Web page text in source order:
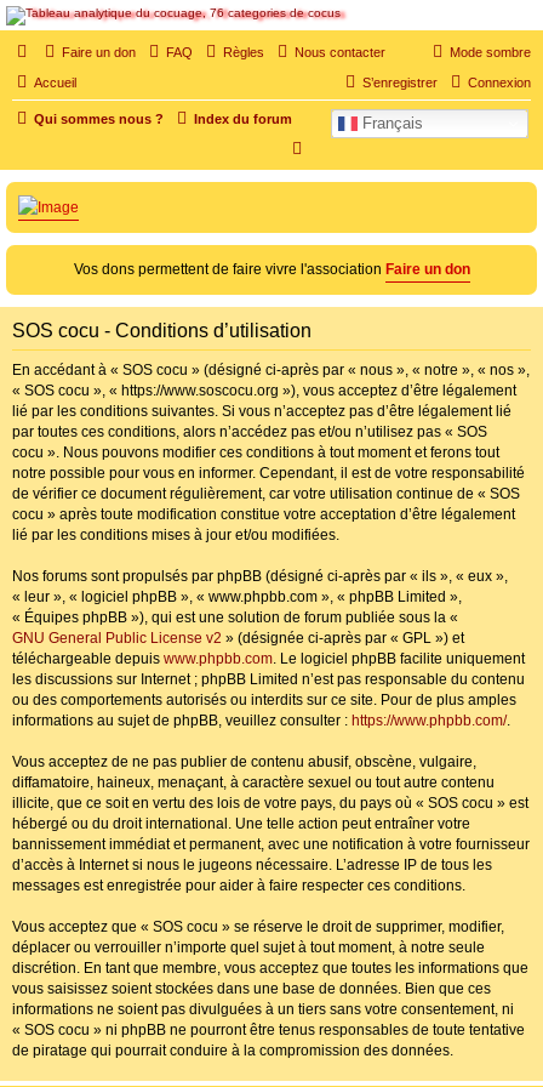
SOS cocu
SOS cocu est une association loi 1901 dont l'objet est le soutien aux victimes d'adultère.
Pouvoir parler, se confier, recevoir un soutien moral pour traverser une situation
Mode sombre
Faire un don FAQ Règles Nous contacter
Accueil Connexion
S’enregistrer
Qui sommes nous ? Index du forum Français
h
e
r
h
r
Vos dons permettent de faire vivre l'association Faire un don
SOS cocu - Conditions d’utilisation
En accédant à « SOS cocu » (désigné ci-après par « nous », « notre », « nos »,
« SOS cocu », « https://www.soscocu.org »), vous acceptez d’être légalement
lié par les conditions suivantes. Si vous n’acceptez pas d’être légalement lié
par toutes ces conditions, alors n’accédez pas et/ou n’utilisez pas « SOS
cocu ». Nous pouvons modifier ces conditions à tout moment et ferons tout
notre possible pour vous en informer. Cependant, il est de votre responsabilité
de vérifier ce document régulièrement, car votre utilisation continue de « SOS
cocu » après toute modification constitue votre acceptation d’être légalement
lié par les conditions mises à jour et/ou modifiées.
Nos forums sont propulsés par phpBB (désigné ci-après par « ils », « eux »,
« leur », « logiciel phpBB », « www.phpbb.com », « phpBB Limited »,
« Équipes phpBB »), qui est une solution de forum publiée sous la «
GNU General Public License v2 » (désignée ci-après par « GPL ») et
téléchargeable depuis www.phpbb.com. Le logiciel phpBB facilite uniquement
les discussions sur Internet ; phpBB Limited n’est pas responsable du contenu
ou des comportements autorisés ou interdits sur ce site. Pour de plus amples
informations au sujet de phpBB, veuillez consulter : https://www.phpbb.com/.
Vous acceptez de ne pas publier de contenu abusif, obscène, vulgaire,
diffamatoire, haineux, menaçant, à caractère sexuel ou tout autre contenu
illicite, que ce soit en vertu des lois de votre pays, du pays où « SOS cocu » est
hébergé ou du droit international. Une telle action peut entraîner votre
bannissement immédiat et permanent, avec une notification à votre fournisseur
d’accès à Internet si nous le jugeons nécessaire. L’adresse IP de tous les
messages est enregistrée pour aider à faire respecter ces conditions.
Vous acceptez que « SOS cocu » se réserve le droit de supprimer, modifier,
déplacer ou verrouiller n’importe quel sujet à tout moment, à notre seule
discrétion. En tant que membre, vous acceptez que toutes les informations que
vous saisissez soient stockées dans une base de données. Bien que ces
informations ne soient pas divulguées à un tiers sans votre consentement, ni
« SOS cocu » ni phpBB ne pourront être tenus responsables de toute tentative
de piratage qui pourrait conduire à la compromission des données.